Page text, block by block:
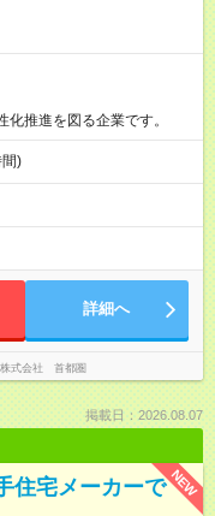
推進を図る企業です。
)
詳細へ
株式会社 首都圏
掲載日：2026.08.07
NEW
住宅メーカーで